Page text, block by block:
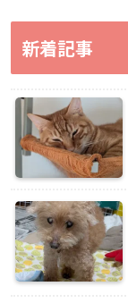
新着記事